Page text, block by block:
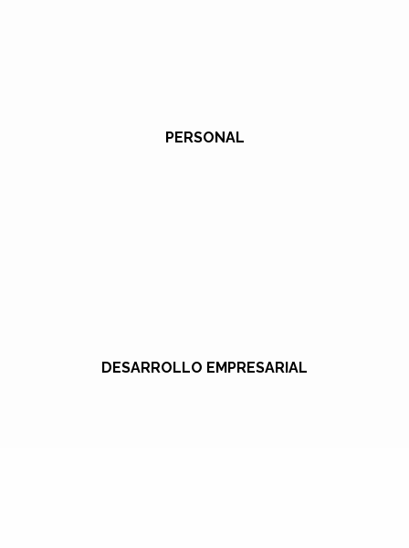
PERSONAL
DESARROLLO EMPRESARIAL